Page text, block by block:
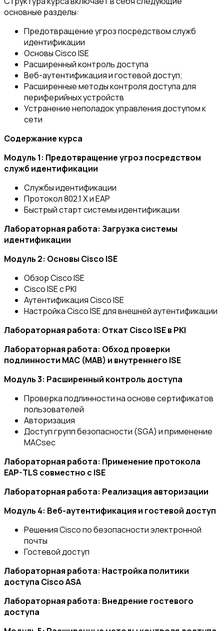
основные разделы:
Предотвращение угроз посредством служб
идентификации
Основы Cisco ISE
Расширенный контроль доступа
Веб-аутентификация и гостевой доступ;
Расширенные методы контроля доступа для
периферийных устройств
Устранение неполадок управления доступом к
сети
Cодержание курса
Модуль 1: Предотвращение угроз посредством
служб идентификации
Службы идентификации
Протокол 802.1 X и EAP
Быстрый старт системы идентификации
Лабораторная работа: Загрузка системы
идентификации
Модуль 2: Основы Cisco ISE
Обзор Cisco ISE
Cisco ISE с PKI
Аутентификация Cisco ISE
Настройка Cisco ISE для внешней аутентификации
Лабораторная работа: Откат Cisco ISE в PKI
Лабораторная работа: Обход проверки
подлинности MAC (MAB) и внутреннего ISE
Модуль 3: Расширенный контроль доступа
Проверка подлинности на основе сертификатов
пользователей
Авторизация
Доступ групп безопасности (SGA) и применение
MACsec
Лабораторная работа: Применение протокола
EAP-TLS совместно с ISE
Лабораторная работа: Реализация авторизации
Модуль 4: Веб-аутентификация и гостевой доступ
Решения Cisco по безопасности электронной
почты
Гостевой доступ
Лабораторная работа: Настройка политики
доступа Cisco ASA
Лабораторная работа: Внедрение гостевого
доступа